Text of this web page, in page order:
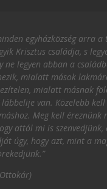
egyházközség arra
Krisztus családja, s
ne legyen abban a
mialatt mások
mialatt másnak
van. Közelebb kell
Meg kell éreznünk
attól mi is szenvedjünk,
úgy, hogy azt, mint a